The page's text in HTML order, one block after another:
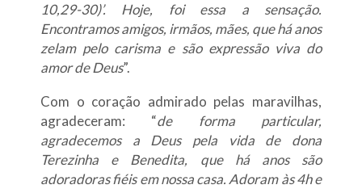
10,29-30)’. Hoje, foi essa a sensação.
Encontramos amigos, irmãos, mães, que há anos
zelam pelo carisma e são expressão viva do
amor de Deus”.
Com o coração admirado pelas maravilhas,
agradeceram: “de forma particular,
agradecemos a Deus pela vida de dona
Terezinha e Benedita, que há anos são
adoradoras fiéis em nossa casa. Adoram às 4h e